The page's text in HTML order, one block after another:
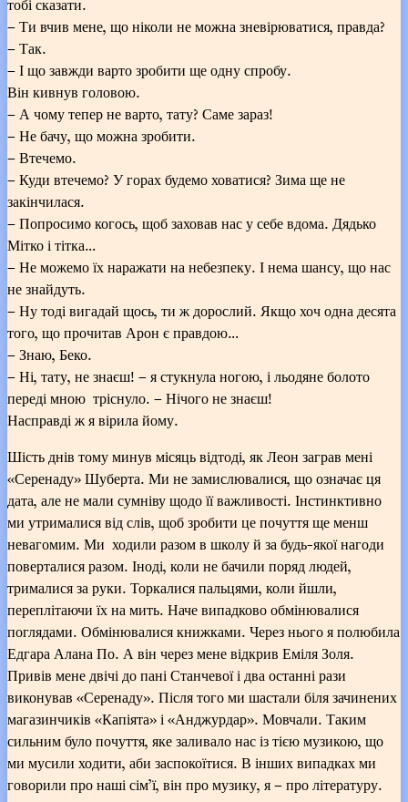
– Ти вчив мене, що ніколи не можна зневірюватися, правда?
– Так.
– І що завжди варто зробити ще одну спробу.
Він кивнув головою.
– А чому тепер не варто, тату? Саме зараз!
– Не бачу, що можна зробити.
– Втечемо.
– Куди втечемо? У горах будемо ховатися? Зима ще не
закінчилася.
– Попросимо когось, щоб заховав нас у себе вдома. Дядько
Мітко і тітка…
– Не можемо їх наражати на небезпеку. І нема шансу, що нас
не знайдуть.
– Ну тоді вигадай щось, ти ж дорослий. Якщо хоч одна десята
того, що прочитав Арон є правдою…
– Знаю, Беко.
– Ні, тату, не знаєш! – я стукнула ногою, і льодяне болото
переді мною тріснуло. – Нічого не знаєш!
Насправді ж я вірила йому.
Шість днів тому минув місяць відтоді, як Леон заграв мені
«Серенаду» Шуберта. Ми не замислювалися, що означає ця
дата, але не мали сумніву щодо її важливості. Інстинктивно
ми утрималися від слів, щоб зробити це почуття ще менш
невагомим. Ми ходили разом в школу й за будь-якої нагоди
поверталися разом. Іноді, коли не бачили поряд людей,
трималися за руки. Торкалися пальцями, коли йшли,
переплітаючи їх на мить. Наче випадково обмінювалися
поглядами. Обмінювалися книжками. Через нього я полюбила
Едгара Алана По. А він через мене відкрив Еміля Золя.
Привів мене двічі до пані Станчевої і два останні рази
виконував «Серенаду». Після того ми шастали біля зачинених
магазинчиків «Капіята» і «Анджурдар». Мовчали. Таким
сильним було почуття, яке заливало нас із тією музикою, що
ми мусили ходити, аби заспокоїтися. В інших випадках ми
говорили про наші сім’ї, він про музику, я – про літературу.